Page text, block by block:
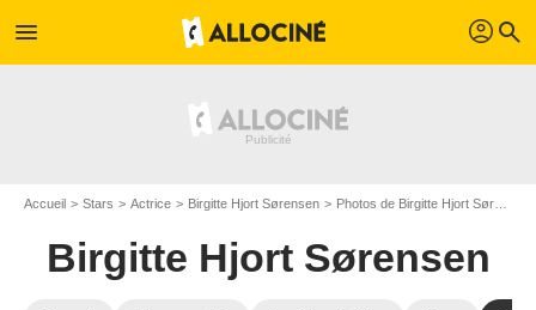
menu profil search
Accueil Stars Actrice Birgitte Hjort Sørensen Photos de Birgitte Hjort Sørensen
Birgitte Hjort Sørensen